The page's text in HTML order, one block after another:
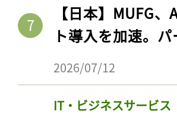
【日本】MUFG
ト導入を加速。
2026/07/12
IT・ビジネスサービス